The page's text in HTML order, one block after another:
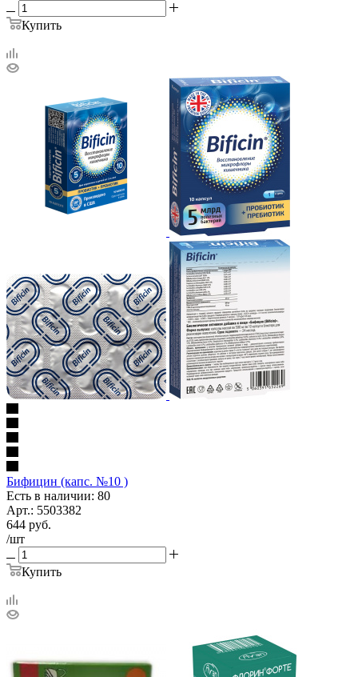
Купить
Бифицин (капс. №10 )
Есть в наличии: 80
Арт.: 5503382
644 руб.
/шт
Купить